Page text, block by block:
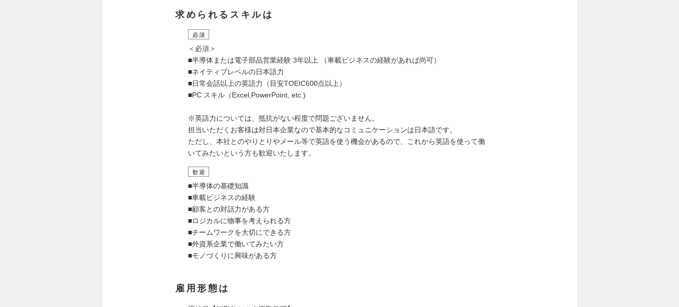
求められるスキルは
必須
＜必須＞
■半導体または電子部品営業経験 3年以上 （車載ビジネスの経験があれば尚可）
■ネイティブレベルの日本語力
■日常会話以上の英語力（目安TOEIC600点以上）
■PC スキル（Excel,PowerPoint, etc.)
※英語力については、抵抗がない程度で問題ございません。
担当いただくお客様は対日本企業なので基本的なコミュニケーションは日本語です。
ただし、本社とのやりとりやメール等で英語を使う機会があるので、これから英語を使って働
いてみたいという方も歓迎いたします。
歓迎
■半導体の基礎知識
■車載ビジネスの経験
■顧客との対話力がある方
■ロジカルに物事を考えられる方
■チームワークを大切にできる方
■外資系企業で働いてみたい方
■モノづくりに興味がある方
雇用形態は